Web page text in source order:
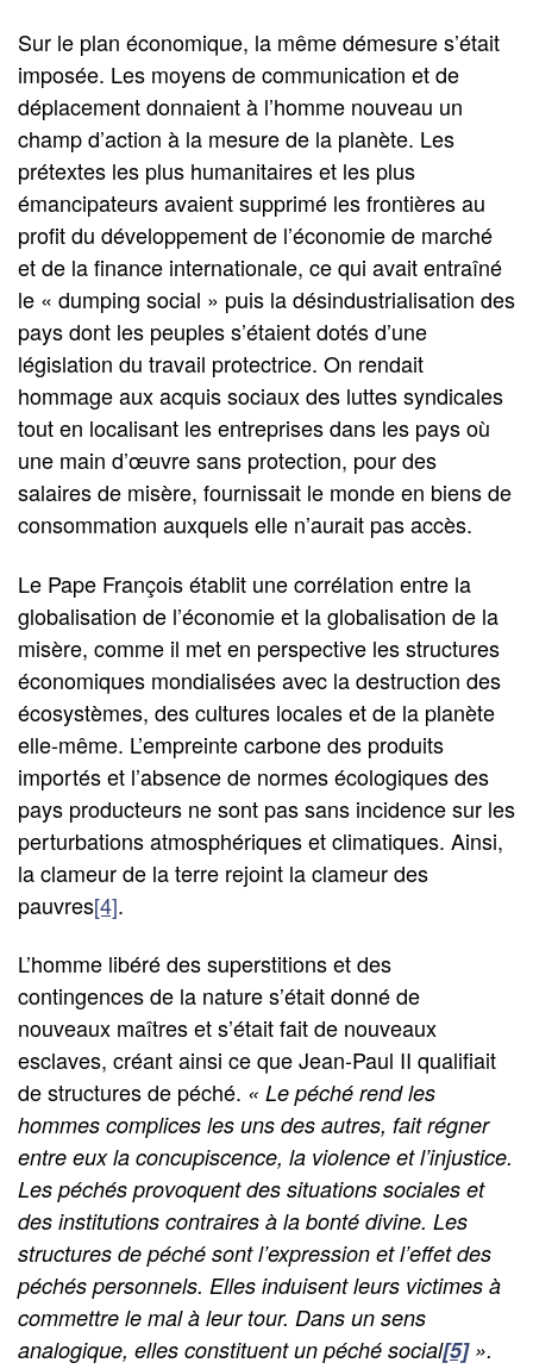
Sur le plan économique, la même démesure s’était
imposée. Les moyens de communication et de
déplacement donnaient à l’homme nouveau un
champ d’action à la mesure de la planète. Les
prétextes les plus humanitaires et les plus
émancipateurs avaient supprimé les frontières au
profit du développement de l’économie de marché
et de la finance internationale, ce qui avait entraîné
le « dumping social » puis la désindustrialisation des
pays dont les peuples s’étaient dotés d’une
législation du travail protectrice. On rendait
hommage aux acquis sociaux des luttes syndicales
tout en localisant les entreprises dans les pays où
une main d’œuvre sans protection, pour des
salaires de misère, fournissait le monde en biens de
consommation auxquels elle n’aurait pas accès.
Le Pape François établit une corrélation entre la
globalisation de l’économie et la globalisation de la
misère, comme il met en perspective les structures
économiques mondialisées avec la destruction des
écosystèmes, des cultures locales et de la planète
elle-même. L’empreinte carbone des produits
importés et l’absence de normes écologiques des
pays producteurs ne sont pas sans incidence sur les
perturbations atmosphériques et climatiques. Ainsi,
la clameur de la terre rejoint la clameur des
pauvres[4].
L’homme libéré des superstitions et des
contingences de la nature s’était donné de
nouveaux maîtres et s’était fait de nouveaux
esclaves, créant ainsi ce que Jean-Paul II qualifiait
de structures de péché. « Le péché rend les
hommes complices les uns des autres, fait régner
entre eux la concupiscence, la violence et l’injustice.
Les péchés provoquent des situations sociales et
des institutions contraires à la bonté divine. Les
structures de péché sont l’expression et l’effet des
péchés personnels. Elles induisent leurs victimes à
commettre le mal à leur tour. Dans un sens
analogique, elles constituent un péché social[5]».